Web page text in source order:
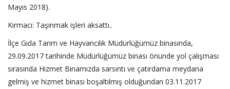
Mayıs 2018).
Kırmacı: Taşınmak işleri aksattı..
İlçe Gıda Tarım ve Hayvancılık Müdürlüğümüz binasında,
29.09.2017 tarihinde Müdürlüğümüz binası önünde yol çalışması
sırasında Hizmet Binamızda sarsıntı ve çatırdama meydana
gelmiş ve hizmet binası boşaltılmış olduğundan 03.11.2017